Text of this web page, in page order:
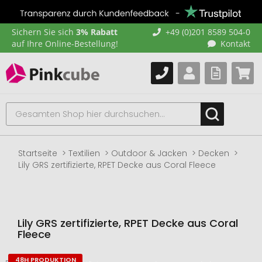
Sichern Sie sich 3% Rabatt
auf Ihre Online-Bestellung!
+49 (0)201 8589 504-0
Kontakt
Startseite Textilien Outdoor & Jacken
Decken
Lily GRS zertifizierte, RPET Decke aus Coral Fleece
Lily GRS zertifizierte, RPET Decke aus Coral
Fleece
48H PRODUKTION